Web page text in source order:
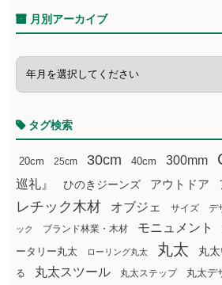
月別アーカイブ
タグ検索
20cm 25cm 30cm 40cm 300mm
巡礼』
ひのきジーンズ アウトドア
レチック木材
オブジェ サイズ デ
ック ブランド林業・木材 モニュメント
ータリー丸太
ローリング丸太 丸太 丸
る
丸太スツール 丸太ステップ 丸太デ